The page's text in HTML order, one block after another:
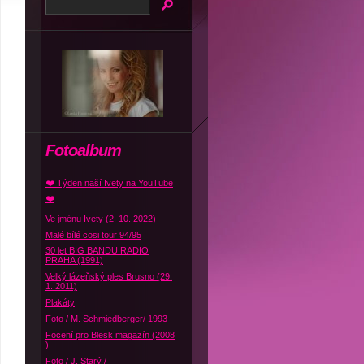
Fotoalbum
❤️ Týden naší Ivety na YouTube
❤️
Ve jménu Ivety (2. 10. 2022)
Malé bílé cosi tour 94/95
30 let BIG BANDU RADIO
PRAHA (1991)
Velký lázeňský ples Brusno (29.
1. 2011)
Plakáty
Foto / M. Schmiedberger/ 1993
Focení pro Blesk magazín (2008
)
Foto / J. Starý /